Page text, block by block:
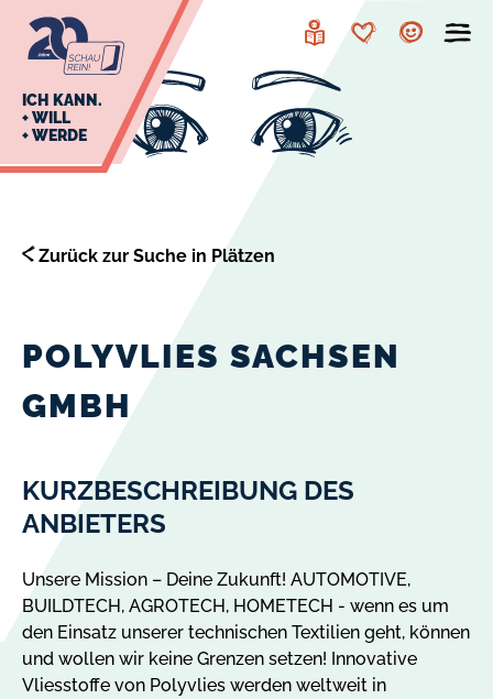
Navigation
Inhalt
Leichte
MerkzettelAccount
ICH KANN.
+ WILL
+ WERDE
Zurück zur Suche in Plätzen
POLYVLIES SACHSEN
GMBH
KURZBESCHREIBUNG DES
ANBIETERS
Unsere Mission – Deine Zukunft! AUTOMOTIVE,
BUILDTECH, AGROTECH, HOMETECH - wenn es um
den Einsatz unserer technischen Textilien geht, können
und wollen wir keine Grenzen setzen! Innovative
Vliesstoffe von Polyvlies werden weltweit in